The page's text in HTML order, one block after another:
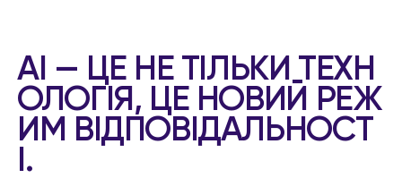
AI — ЦЕ НЕ ТІЛЬКИ ТЕХН
ОЛОГІЯ, ЦЕ НОВИЙ РЕЖ
ИМ ВІДПОВІДАЛЬНОСТ
І.